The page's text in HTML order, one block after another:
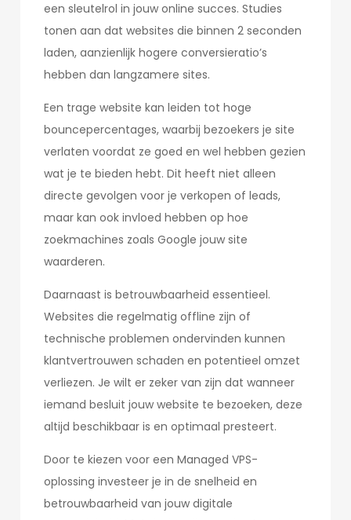
een sleutelrol in jouw online succes. Studies
tonen aan dat websites die binnen 2 seconden
laden, aanzienlijk hogere conversieratio’s
hebben dan langzamere sites.
Een trage website kan leiden tot hoge
bouncepercentages, waarbij bezoekers je site
verlaten voordat ze goed en wel hebben gezien
wat je te bieden hebt. Dit heeft niet alleen
directe gevolgen voor je verkopen of leads,
maar kan ook invloed hebben op hoe
zoekmachines zoals Google jouw site
waarderen.
Daarnaast is betrouwbaarheid essentieel.
Websites die regelmatig offline zijn of
technische problemen ondervinden kunnen
klantvertrouwen schaden en potentieel omzet
verliezen. Je wilt er zeker van zijn dat wanneer
iemand besluit jouw website te bezoeken, deze
altijd beschikbaar is en optimaal presteert.
Door te kiezen voor een Managed VPS-
oplossing investeer je in de snelheid en
betrouwbaarheid van jouw digitale